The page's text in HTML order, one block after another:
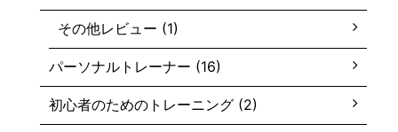
その他レビュー (1)
パーソナルトレーナー (16)
初心者のためのトレーニング (2)